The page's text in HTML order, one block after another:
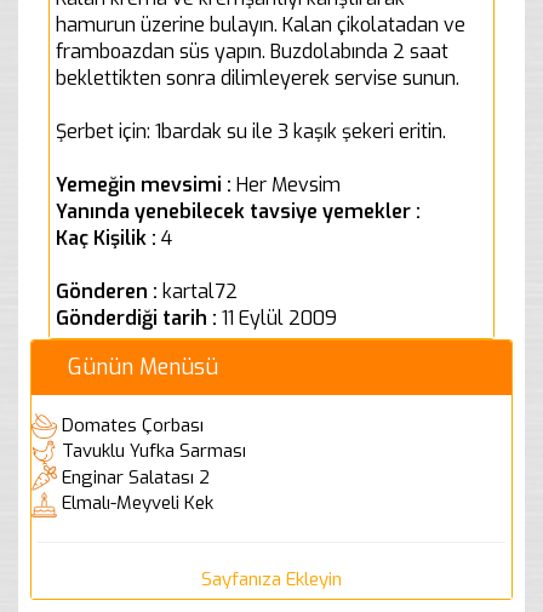
hamurun üzerine bulayın. Kalan çikolatadan ve
framboazdan süs yapın. Buzdolabında 2 saat
beklettikten sonra dilimleyerek servise sunun.
Şerbet için: 1bardak su ile 3 kaşık şekeri eritin.
Yemeğin mevsimi : Her Mevsim
Yanında yenebilecek tavsiye yemekler :
Kaç Kişilik : 4
Gönderen : kartal72
Gönderdiği tarih : 11 Eylül 2009
Günün Menüsü
Domates Çorbası
Tavuklu Yufka Sarması
Enginar Salatası 2
Elmalı-Meyveli Kek
Sayfanıza Ekleyin